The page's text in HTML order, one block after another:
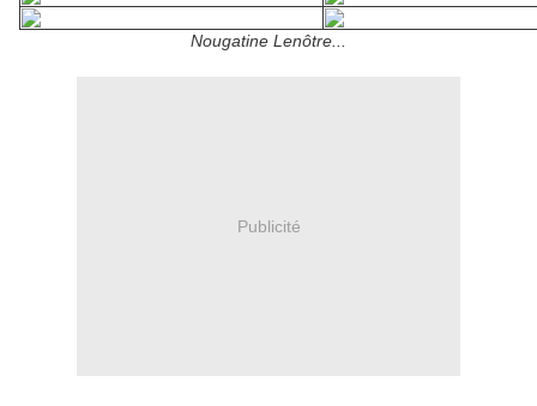
Nougatine Lenôtre...
Publicité